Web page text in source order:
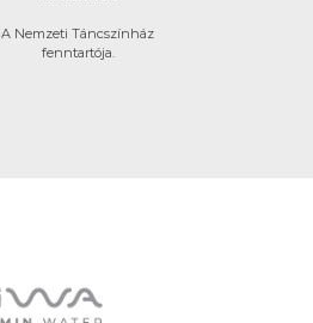
A Nemzeti Táncszínház
fenntartója.